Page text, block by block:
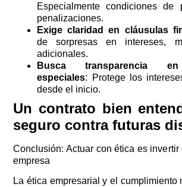
Especialmente condiciones de
penalizaciones.
Exige claridad en cláusulas
de sorpresas en intereses,
adicionales.
Busca transparencia
especiales: Protege los
desde el inicio.
Un contrato bien
seguro contra futuras
Conclusión: Actuar con ética es invertir
empresa
La ética empresarial y el cumplimiento